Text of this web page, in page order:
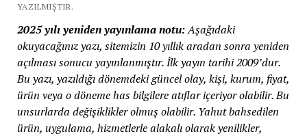
YAZILMIŞTIR.
2025 yılı yeniden yayınlama notu:Aşağıdaki
okuyacağınız yazı, sitemizin 10 yıllık aradan sonra yeniden
açılması sonucu yayınlanmıştır. İlk yayın tarihi 2009’dur.
Bu yazı, yazıldığı dönemdeki güncel olay, kişi, kurum, fiyat,
ürün veya o döneme has bilgilere atıflar içeriyor olabilir. Bu
unsurlarda değişiklikler olmuş olabilir. Yahut bahsedilen
ürün, uygulama, hizmetlerle alakalı olarak yenilikler,